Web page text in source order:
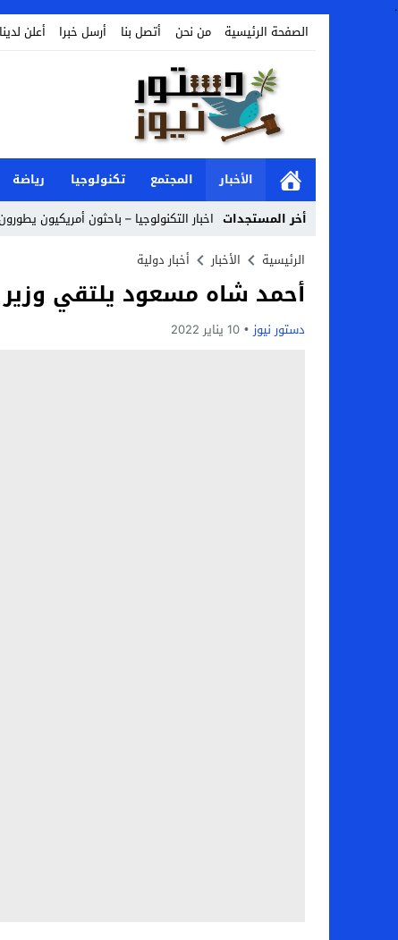
.
الصفحة الرئيسية
من نحن أتصل بنا أرسل خبرا أعلن لدينا
الأخبار المجتمع تكنولوجيا رياضة
أخر المستجدات اخبار التكنولوجيا – باحثون أمريكيون يطورون
Stop
Previous
Next
الرئيسية الأخبار أخبار دولية
أحمد شاه مسعود يلتقي وزير
دستور نيوز 10 يناير 2022